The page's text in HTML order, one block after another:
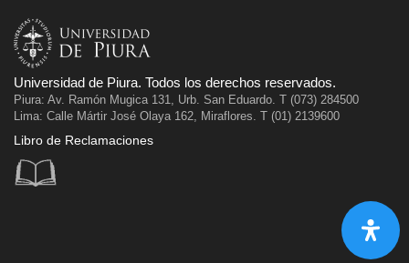
Universidad de Piura. Todos los derechos reservados.
Piura: Av. Ramón Mugica 131, Urb. San Eduardo. T (073) 284500
Lima: Calle Mártir José Olaya 162, Miraflores. T (01) 2139600
Libro de Reclamaciones